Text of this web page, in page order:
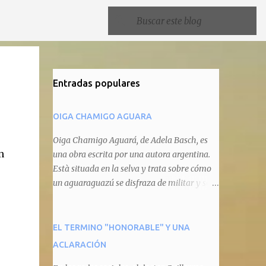
Entradas populares
OIGA CHAMIGO AGUARA
Oiga Chamigo Aguará, de Adela Basch, es
una obra escrita por una autora argentina.
Està situada en la selva y trata sobre cómo
un aguaraguazú se disfraza de militar y se
animal que pretenda circular por ahí. En
primera instancia aparece Teteu, el tero,
EL TERMINO "HONORABLE" Y UNA
ACLARACIÓN